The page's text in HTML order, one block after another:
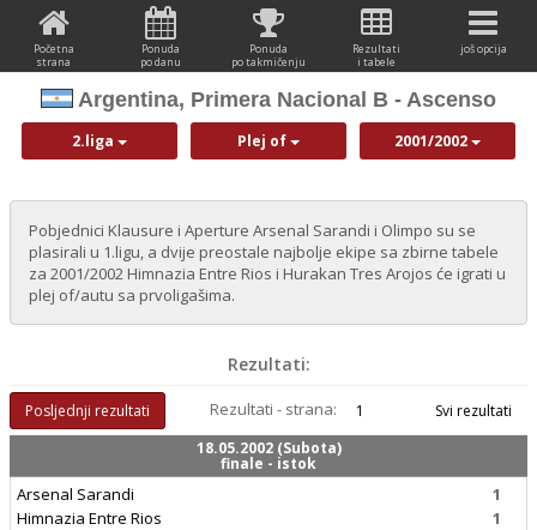
Početna
strana
Ponuda
po danu
Ponuda
po takmičenju
Rezultati
i tabele
još opcija
Argentina, Primera Nacional B - Ascenso
2.liga Plej of 2001/2002
Pobjednici Klausure i Aperture Arsenal Sarandi i Olimpo su se
plasirali u 1.ligu, a dvije preostale najbolje ekipe sa zbirne tabele
za 2001/2002 Himnazia Entre Rios i Hurakan Tres Arojos će igrati u
plej of/autu sa prvoligašima.
Rezultati:
Posljednji rezultati Rezultati - strana: 1
Svi rezultati
18.05.2002 (Subota)
finale - istok
Arsenal Sarandi
Himnazia Entre Rios
1
1